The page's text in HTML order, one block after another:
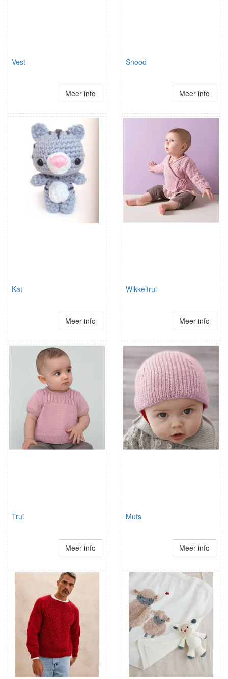
Vest
Meer info
Snood
Meer info
Kat
Meer info
Wikkeltrui
Meer info
Trui
Meer info
Muts
Meer info